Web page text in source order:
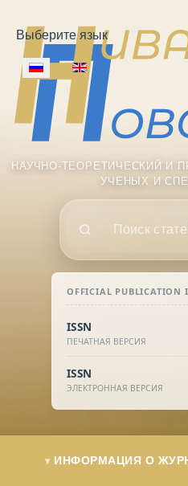
Выберите язык
OFFICIAL PUBLICATION
ISSN
ПЕЧАТНАЯ ВЕРСИЯ
ISSN
ЭЛЕКТРОННАЯ ВЕРСИЯ
НАУЧНО-ТЕОРЕТИЧЕСКИЙ И
УЧЕНЫХ И
ИНФОРМАЦИЯ О